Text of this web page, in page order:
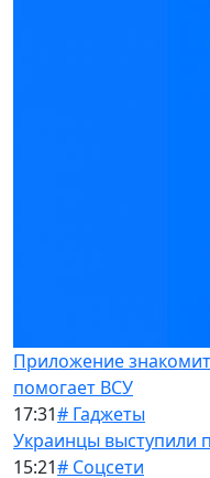
Приложение
помогает ВСУ
17:31# Гаджеты
Украинцы выступили
15:21# Соцсети